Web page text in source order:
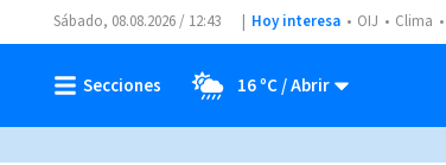
Sábado, 08.08.2026 / 12:43 Hoy interesa OIJ Clima
16 ºC